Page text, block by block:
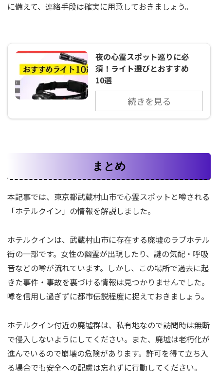
に備えて、連絡手段は確実に用意しておきましょう。
夜の心霊スポット巡りに必
須！ライト選びとおすすめ
10選
続きを見る
まとめ
本記事では、東京都武蔵村山市で心霊スポットと噂される
「ホテルクイン」の情報を解説しました。
ホテルクインは、武蔵村山市に存在する廃墟のラブホテル
街の一部です。女性の幽霊が出現したり、謎の気配・呼吸
音などの噂が流れています。しかし、この場所で過去に起
きた事件・事故を裏づける情報は見つかりませんでした。
噂を信用し過ぎずに都市伝説程度に捉えておきましょう。
ホテルクイン付近の廃墟群は、私有地なので訪問時は無断
で侵入しないようにしてください。また、廃墟は老朽化が
進んでいるので崩壊の危険があります。許可を得て立ち入
る場合でも安全への配慮は忘れずに行動してください。